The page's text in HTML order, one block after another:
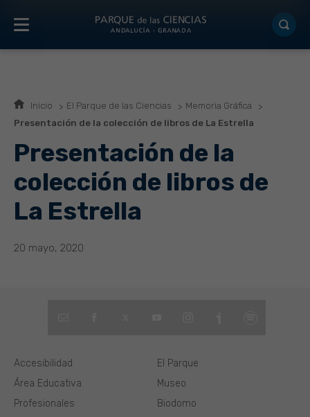
Inicio El Parque de las Ciencias
Memoria Gráfica
Presentación de la colección de libros de La Estrella
Presentación de la
colección de libros de
La Estrella
20 mayo, 2020
El Parque
Museo
Biodomo
Área Educativa
Profesionales
Accesibilidad